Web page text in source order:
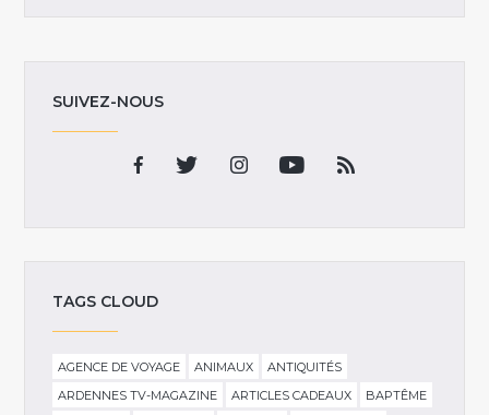
SUIVEZ-NOUS
TAGS CLOUD
AGENCE DE VOYAGE ANIMAUX
ANTIQUITÉS
ARDENNES TV-MAGAZINE
ARTICLES CADEAUX
BAPTÊME